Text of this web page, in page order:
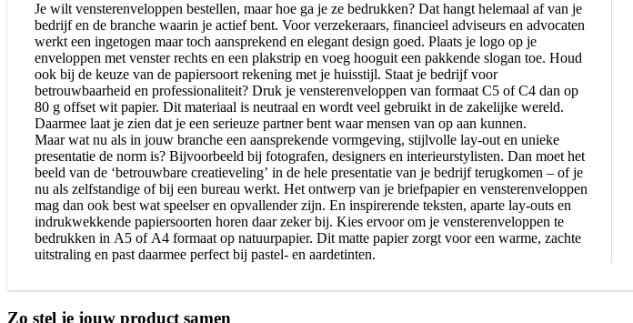
Je wilt vensterenveloppen bestellen, maar hoe ga je ze bedrukken? Dat hangt helemaal af van je
bedrijf en de branche waarin je actief bent. Voor verzekeraars, financieel adviseurs en advocaten
werkt een ingetogen maar toch aansprekend en elegant design goed. Plaats je logo op je
enveloppen met venster rechts en een plakstrip en voeg hooguit een pakkende slogan toe. Houd
ook bij de keuze van de papiersoort rekening met je huisstijl. Staat je bedrijf voor
betrouwbaarheid en professionaliteit? Druk je vensterenveloppen van formaat C5 of C4 dan op
80 g offset wit papier. Dit materiaal is neutraal en wordt veel gebruikt in de zakelijke wereld.
Daarmee laat je zien dat je een serieuze partner bent waar mensen van op aan kunnen.
Maar wat nu als in jouw branche een aansprekende vormgeving, stijlvolle lay-out en unieke
presentatie de norm is? Bijvoorbeeld bij fotografen, designers en interieurstylisten. Dan moet het
beeld van de ‘betrouwbare creatieveling’ in de hele presentatie van je bedrijf terugkomen – of je
nu als zelfstandige of bij een bureau werkt. Het ontwerp van je briefpapier en vensterenveloppen
mag dan ook best wat speelser en opvallender zijn. En inspirerende teksten, aparte lay-outs en
indrukwekkende papiersoorten horen daar zeker bij. Kies ervoor om je vensterenveloppen te
bedrukken in A5 of A4 formaat op natuurpapier. Dit matte papier zorgt voor een warme, zachte
uitstraling en past daarmee perfect bij pastel- en aardetinten.
Zo stel je jouw product samen